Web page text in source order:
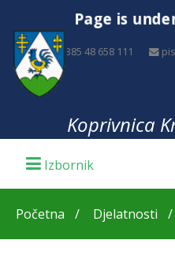
Page is
+385 48 658 111
Koprivnica
Početna Djelatnosti